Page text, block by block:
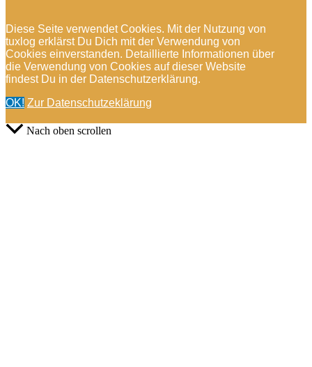
Diese Seite verwendet Cookies. Mit der Nutzung von
tuxlog erklärst Du Dich mit der Verwendung von
Cookies einverstanden. Detaillierte Informationen über
die Verwendung von Cookies auf dieser Website
findest Du in der Datenschutzerklärung.
OK! Zur Datenschutzeklärung
Nach oben scrollen